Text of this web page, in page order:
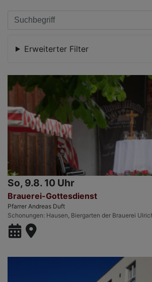
Erweiterter Filter
So, 9.8. 10 Uhr
Brauerei-Gottesdienst
Pfarrer Andreas Duft
Schonungen Hausen, Biergarten der Brauerei